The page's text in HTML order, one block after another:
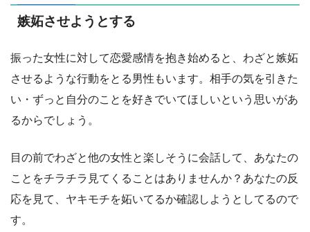
嫉妬させようとする
振った女性に対して恋愛感情を抱き始めると、わざと嫉妬
させるような行動をとる男性もいます。相手の気を引きた
い・ずっと自分のことを好きでいてほしいという思いがあ
るからでしょう。
目の前でわざと他の女性と楽しそうに会話して、あなたの
ことをチラチラ見てくることはありませんか？あなたの反
応を見て、ヤキモチを妬いてるか確認しようとしてるので
す。